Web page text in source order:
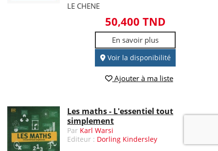
LE CHENE
50,400 TND
En savoir plus
Voir la disponibilité
Ajouter à ma liste
Les maths - L'essentiel tout
simplement
Par Karl Warsi
Editeur : Dorling Kindersley